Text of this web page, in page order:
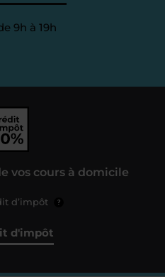
9h à 19h
vos cours à domicile
d’impôt ?
d'impôt